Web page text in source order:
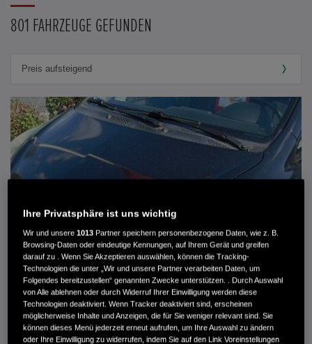
801 FAHRZEUGE GEFUNDEN
MWST. NICHT AUSWEISBAR
Ihre Privatsphäre ist uns wichtig
Wir und unsere1013 Partner speichern personenbezogene Daten, wie z. B.
Browsing-Daten oder eindeutige Kennungen, auf Ihrem Gerät und greifen
darauf zu . Wenn Sie Akzeptieren auswählen, können die Tracking-
Technologien die unter „Wir und unsere Partner verarbeiten Daten, um
Folgendes bereitzustellen“ genannten Zwecke unterstützen. . Durch Auswahl
von Alle ablehnen oder durch Widerruf Ihrer Einwilligung werden diese
Technologien deaktiviert. Wenn Tracker deaktiviert sind, erscheinen
möglicherweise Inhalte und Anzeigen, die für Sie weniger relevant sind. Sie
können dieses Menü jederzeit erneut aufrufen, um Ihre Auswahl zu ändern
oder Ihre Einwilligung zu widerrufen, indem Sie auf den Link Voreinstellungen